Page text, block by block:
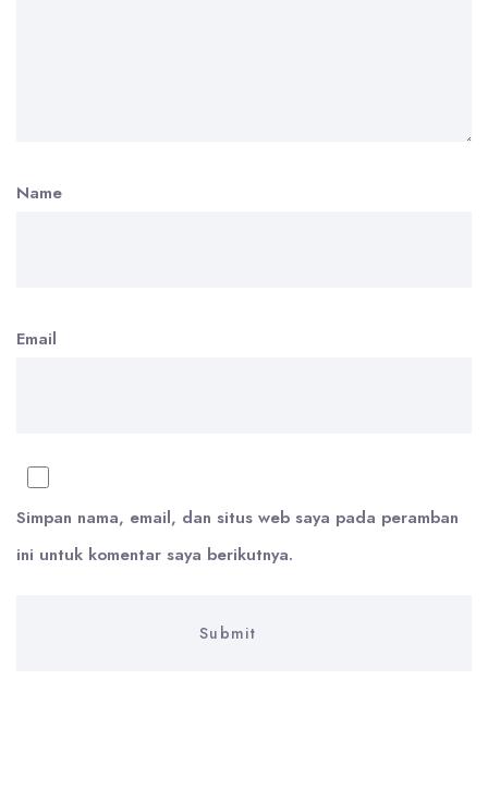
Name
Email
Simpan nama, email, dan situs web saya pada peramban
ini untuk komentar saya berikutnya.